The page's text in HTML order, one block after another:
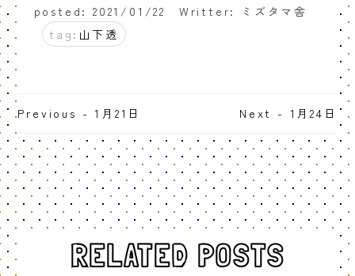
posted: 2021/01/22
Writter: ミズタマ舎
tag: 山下透
Previous - 1月21日 Next - 1月24日
RELATED POSTS